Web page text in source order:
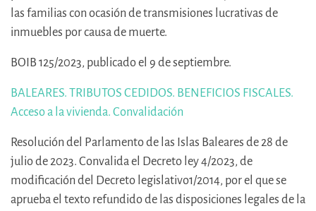
las familias con ocasión de transmisiones lucrativas de
inmuebles por causa de muerte.
BOIB 125/2023, publicado el 9 de septiembre.
BALEARES. TRIBUTOS CEDIDOS. BENEFICIOS FISCALES.
Acceso a la vivienda. Convalidación
Resolución del Parlamento de las Islas Baleares de 28 de
julio de 2023. Convalida el Decreto ley 4/2023, de
modificación del Decreto legislativo1/2014, por el que se
aprueba el texto refundido de las disposiciones legales de la